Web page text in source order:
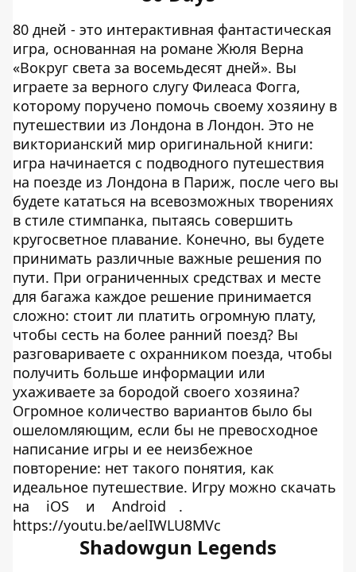
80 дней - это интерактивная фантастическая
игра, основанная на романе Жюля Верна
«Вокруг света за восемьдесят дней». Вы
играете за верного слугу Филеаса Фогга,
которому поручено помочь своему хозяину в
путешествии из Лондона в Лондон. Это не
викторианский мир оригинальной книги:
игра начинается с подводного путешествия
на поезде из Лондона в Париж, после чего вы
будете кататься на всевозможных творениях
в стиле стимпанка, пытаясь совершить
кругосветное плавание. Конечно, вы будете
принимать различные важные решения по
пути. При ограниченных средствах и месте
для багажа каждое решение принимается
сложно: стоит ли платить огромную плату,
чтобы сесть на более ранний поезд? Вы
разговариваете с охранником поезда, чтобы
получить больше информации или
ухаживаете за бородой своего хозяина?
Огромное количество вариантов было бы
ошеломляющим, если бы не превосходное
написание игры и ее неизбежное
повторение: нет такого понятия, как
идеальное путешествие. Игру можно скачать
на
iOS и Android
.
https://youtu.be/aelIWLU8MVc
Shadowgun Legends